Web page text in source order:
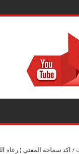
/ اكد سماحة المفتي ( رعاه